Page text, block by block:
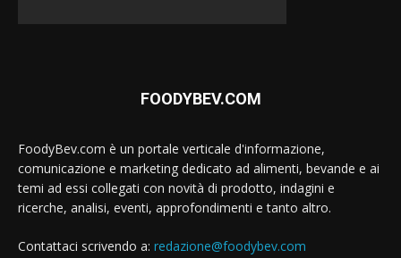
FOODYBEV.COM
FoodyBev.com è un portale verticale d'informazione,
comunicazione e marketing dedicato ad alimenti, bevande e ai
temi ad essi collegati con novità di prodotto, indagini e
ricerche, analisi, eventi, approfondimenti e tanto altro.
Contattaci scrivendo a: redazione@foodybev.com